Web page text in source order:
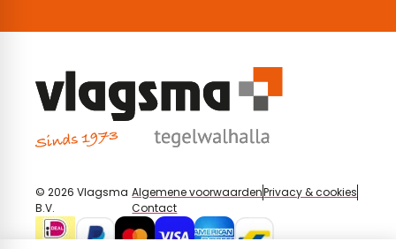
© 2026 Vlagsma
B.V.
Algemene voorwaardenPrivacy & cookies
Contact